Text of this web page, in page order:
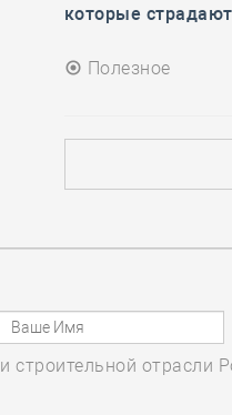
которые
Полезное
отрасли